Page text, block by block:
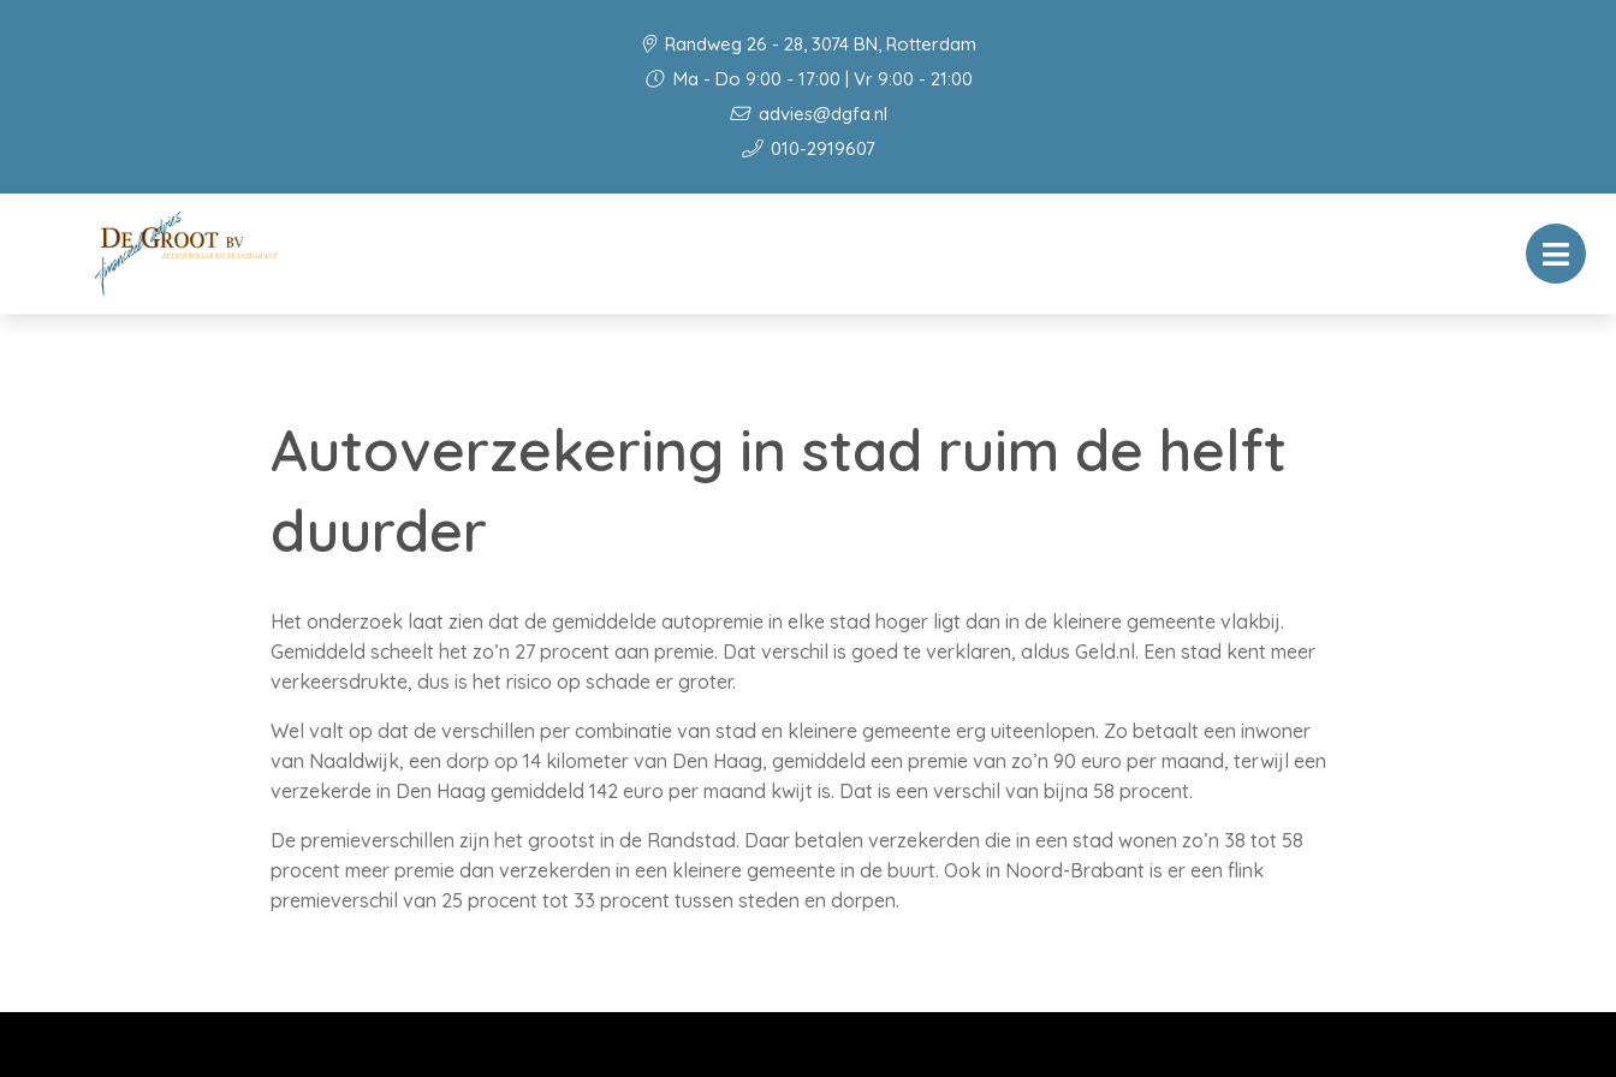
Randweg 26 - 28, 3074 BN, Rotterdam
Ma - Do 9:00 - 17:00 | Vr 9:00 - 21:00
advies@dgfa.nl
010-2919607
Autoverzekering in stad ruim de helft
duurder
Het onderzoek laat zien dat de gemiddelde autopremie in elke stad hoger ligt dan in de kleinere gemeente vlakbij.
Gemiddeld scheelt het zo’n 27 procent aan premie. Dat verschil is goed te verklaren, aldus Geld.nl. Een stad kent meer
verkeersdrukte, dus is het risico op schade er groter.
Wel valt op dat de verschillen per combinatie van stad en kleinere gemeente erg uiteenlopen. Zo betaalt een inwoner
van Naaldwijk, een dorp op 14 kilometer van Den Haag, gemiddeld een premie van zo’n 90 euro per maand, terwijl een
verzekerde in Den Haag gemiddeld 142 euro per maand kwijt is. Dat is een verschil van bijna 58 procent.
De premieverschillen zijn het grootst in de Randstad. Daar betalen verzekerden die in een stad wonen zo’n 38 tot 58
procent meer premie dan verzekerden in een kleinere gemeente in de buurt. Ook in Noord-Brabant is er een flink
premieverschil van 25 procent tot 33 procent tussen steden en dorpen.